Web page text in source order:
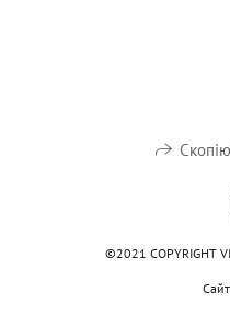
©2021 COPYRIGHT